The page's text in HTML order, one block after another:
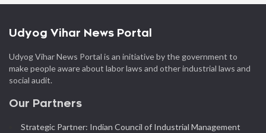
Udyog Vihar News Portal
Udyog Vihar News Portal is an initiative by the government to
make people aware about labor laws and other industrial laws and
social audit.
Our Partners
Strategic Partner: Indian Council of Industrial Management